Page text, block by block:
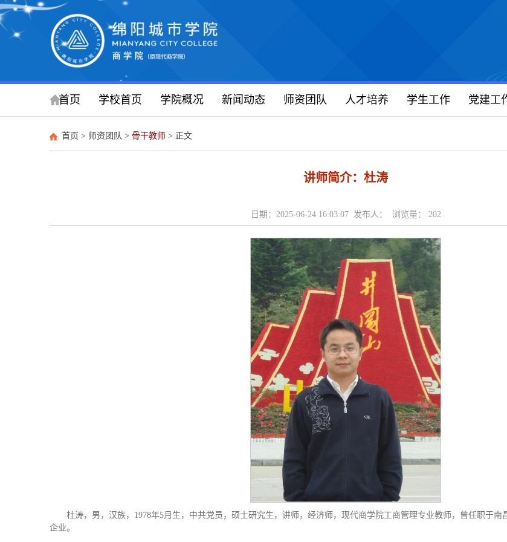
首页 学校首页 学院概况 新闻动态 师资团队 人才培养 学生工作 党建工
首页 > 师资团队 > 骨干教师 > 正文
讲师简介：杜涛
日期：2025-06-24 16:03:07 发布人： 浏览量： 202
杜涛，男，汉族，1978年5月生，中共党员，硕士研究生，讲师，经济师，现代商学院工商管理专业教师，曾任职于南
企业。